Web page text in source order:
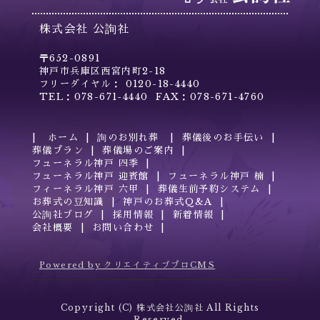
株式会社 公詢社
〒652-0891
神戸市兵庫区西宮内町2-18
フリーダイヤル： 0120-18-4440
TEL：078-671-4440 FAX：078-671-4760
ホーム 詢のお別れ葬
葬儀後のお手伝い
葬儀プラン
葬儀場のご案内
フューネラル神戸 四季
フューネラル神戸 迎賓館
フューネラル神戸 楠
フィーネラル神戸 六甲
葬儀生前予約システム
お葬式の豆知識
神戸のお葬式Q&A
公詢社ブログ
採用情報
新着情報
会社概要
お問い合わせ
Powered by クリエイティブプロCMS
Copyright (C) 株式会社公詢社 All Rights